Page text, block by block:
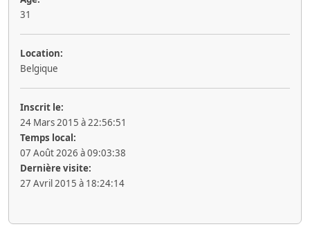
31
Location:
Belgique
Inscrit le:
24 Mars 2015 à 22:56:51
Temps local:
07 Août 2026 à 09:03:38
Dernière visite:
27 Avril 2015 à 18:24:14